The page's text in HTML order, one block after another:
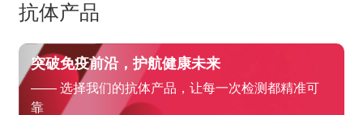
抗体产品
突破免疫前沿，护航健康未来
—— 选择我们的抗体产品，让每一次检测都精准可
靠